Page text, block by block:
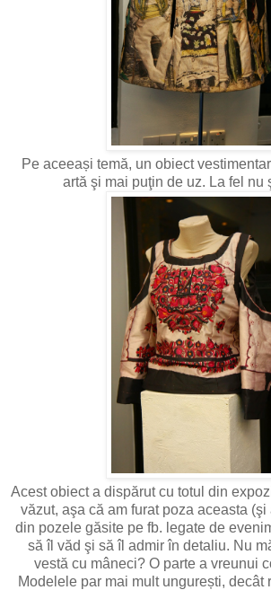
Pe aceeași temă, un obiect
artă şi mai puţin de uz. La fel nu
Acest obiect a dispărut cu totul din
văzut, aşa că am furat poza aceasta
din pozele găsite pe fb. legate de
să îl văd şi să îl admir în detaliu. Nu
vestă cu mâneci? O parte a vreunui
Modelele par mai mult ungurești, decât